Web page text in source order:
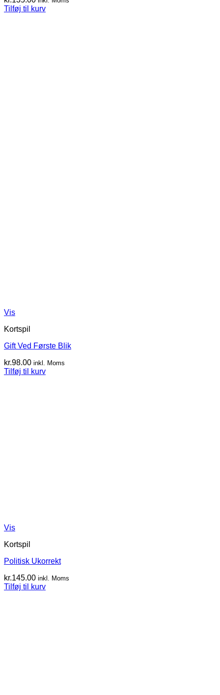
Tilføj til kurv
Vis
Kortspil
Gift Ved Første Blik
kr.98.00 inkl. Moms
Tilføj til kurv
Vis
Kortspil
Politisk Ukorrekt
kr.145.00 inkl. Moms
Tilføj til kurv